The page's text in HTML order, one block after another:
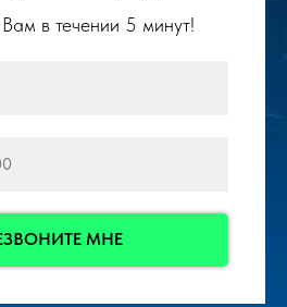
в течении 5 минут!
МНЕ